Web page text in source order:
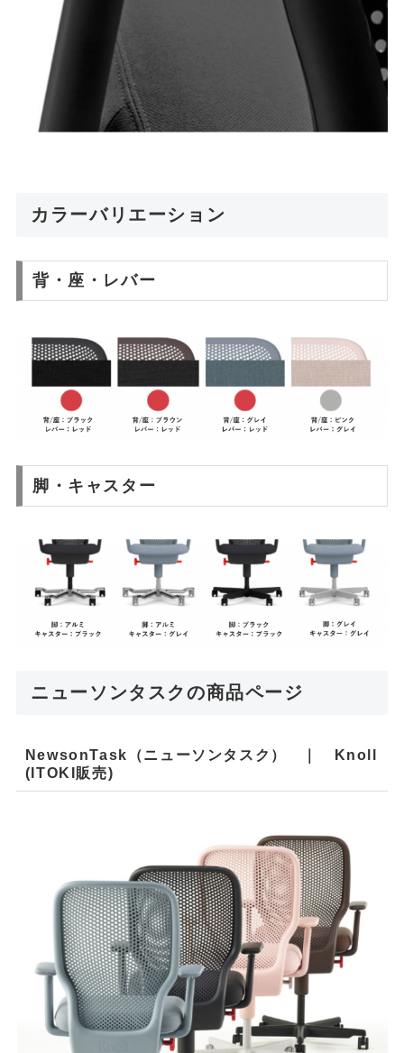
カラーバリエーション
背・座・レバー
脚・キャスター
ニューソンタスクの商品ページ
NewsonTask（ニューソンタスク） ｜ Knoll
(ITOKI販売)